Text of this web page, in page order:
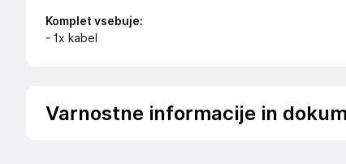
Komplet vsebuje:
- 1x kabel
Varnostne informacije in